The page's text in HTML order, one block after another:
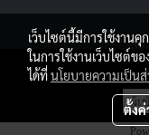
ผู้เ
เว็บไซต์นี้มีการใช้งาน
ในการใช้งานเว็บไซต์ข
ได้ที่นโยบายความเป็น
ตั้งค่